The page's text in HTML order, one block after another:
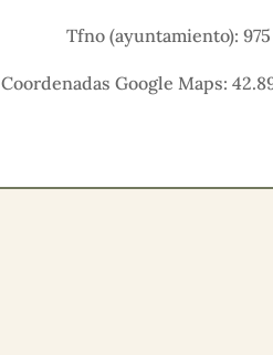
Tfno (ayuntamiento): 975
Coordenadas Google Maps: